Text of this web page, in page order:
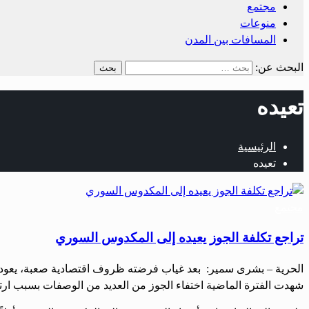
مجتمع
منوعات
المسافات بين المدن
البحث عن:
تعيده
الرئيسية
تعيده
تراجع تكلفة الجوز يعيده إلى المكدوس السوري
الحرية – بشرى سمير: بعد غياب فرضته ظروف اقتصادية صعبة،
شهدت الفترة الماضية اختفاء الجوز من العديد من الوصفات بسبب ارتفاع